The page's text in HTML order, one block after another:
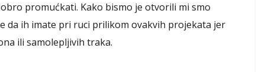
promućkati. Kako bismo je otvorili mi smo
da ih imate pri ruci prilikom ovakvih projekata jer
ili samolepljivih traka.